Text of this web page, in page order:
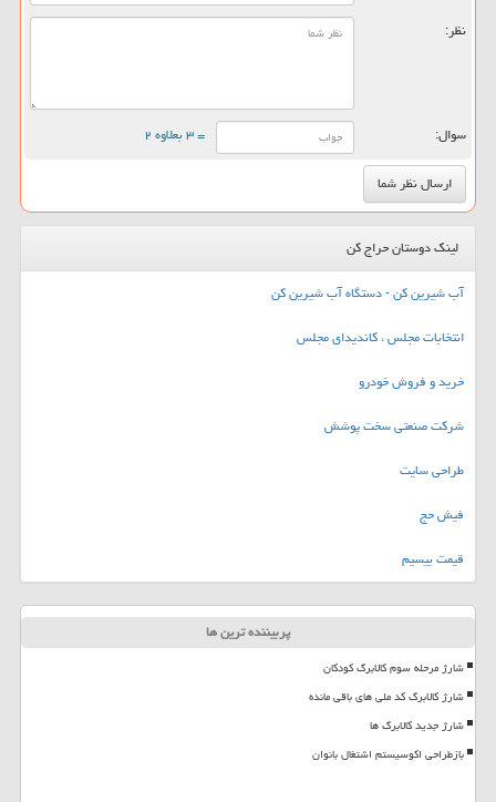
نظر:
سوال: = ۳ بعلاوه ۲
لینک دوستان حراج کن
آب شیرین کن - دستگاه آب شیرین کن
انتخابات مجلس ، کاندیدای مجلس
خرید و فروش خودرو
شرکت صنعتی سخت پوشش
طراحی سایت
فیش حج
قیمت بیسیم
پربیننده ترین ها
شارژ مرحله سوم کالابرگ کودکان
شارژ کالابرگ کد ملی های باقی مانده
شارژ جدید کالابرگ ها
بازطراحی اکوسیستم اشتغال بانوان